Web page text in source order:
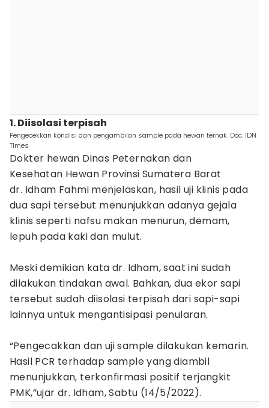
1. Diisolasi terpisah
Pengecekkan kondisi dan pengambilan sample pada hewan ternak. Doc. IDN
TImes
Dokter hewan Dinas Peternakan dan
Kesehatan Hewan Provinsi Sumatera Barat
dr. Idham Fahmi menjelaskan, hasil uji klinis pada
dua sapi tersebut menunjukkan adanya gejala
klinis seperti nafsu makan menurun, demam,
lepuh pada kaki dan mulut.
Meski demikian kata dr. Idham, saat ini sudah
dilakukan tindakan awal. Bahkan, dua ekor sapi
tersebut sudah diisolasi terpisah dari sapi-sapi
lainnya untuk mengantisipasi penularan.
“Pengecakkan dan uji sample dilakukan kemarin.
Hasil PCR terhadap sample yang diambil
menunjukkan, terkonfirmasi positif terjangkit
PMK,”ujar dr. Idham, Sabtu (14/5/2022).